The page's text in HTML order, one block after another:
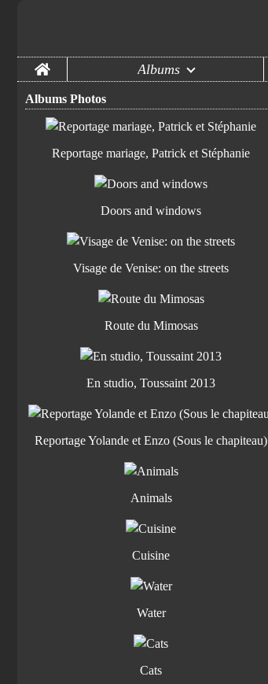
Home Albums
Albums Photos
Reportage mariage, Patrick et Stéphanie
Doors and windows
Visage de Venise: on the streets
Route du Mimosas
En studio, Toussaint 2013
Reportage Yolande et Enzo (Sous le chapiteau)
Animals
Cuisine
Water
Cats